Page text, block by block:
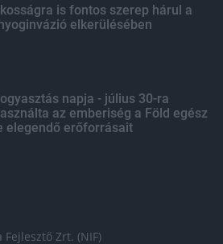
is fontos szerep hárul a
elkerülésében
napja - július 30-ra
az emberiség a Föld egész
elegendő erőforrásait
Zrt. (NIF)